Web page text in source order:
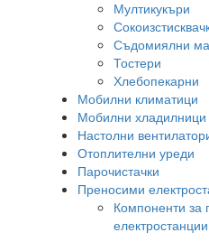
Мултикукъри
Съдомиялни
Тостери
Хлебопекарни
Мобилни климатици
Мобилни хладилници
Настолни
Отоплителни уреди
Парочистачки
Преносими
Компоненти за
електростанции